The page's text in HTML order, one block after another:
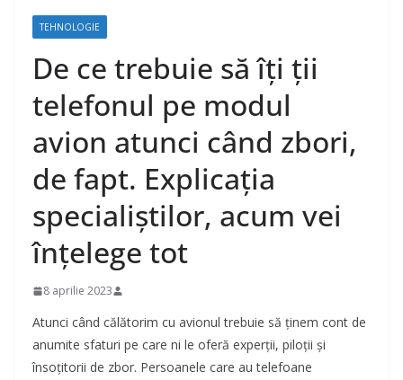
TEHNOLOGIE
De ce trebuie să îţi ţii
telefonul pe modul
avion atunci când zbori,
de fapt. Explicaţia
specialiştilor, acum vei
înţelege tot
8 aprilie 2023
Atunci când călătorim cu avionul trebuie să ținem cont de
anumite sfaturi pe care ni le oferă experții, piloții și
însoțitorii de zbor. Persoanele care au telefoane